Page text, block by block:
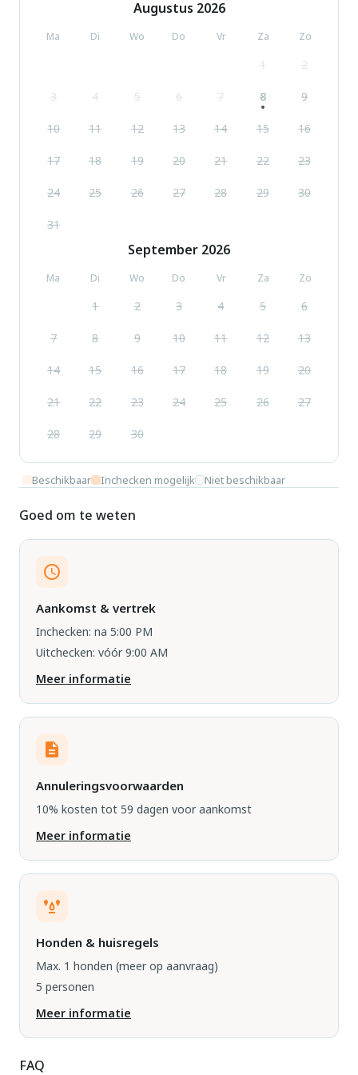
Augustus 2026
Ma Di Wo Do Vr Za Zo
1 2
3 4 5 6 7 8 9
10 11 12 13 14 15 16
17 18 19 20 21 22 23
24 25 26 27 28 29 30
31
September 2026
Ma Di Wo Do Vr Za Zo
1 2 3 4 5 6
7 8 9 10 11 12 13
14 15 16 17 18 19 20
21 22 23 24 25 26 27
28 29 30
Beschikbaar Inchecken mogelijk Niet beschikbaar
Goed om te weten
Aankomst & vertrek
Inchecken: na 5:00 PM
Uitchecken: vóór 9:00 AM
Meer informatie
Annuleringsvoorwaarden
10% kosten tot 59 dagen voor aankomst
Meer informatie
Honden & huisregels
Max. 1 honden (meer op aanvraag)
5 personen
Meer informatie
FAQ